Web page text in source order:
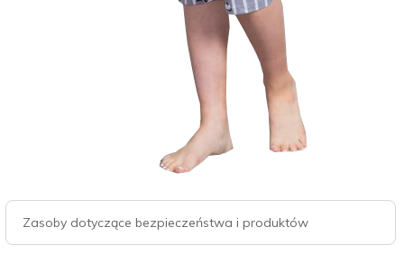
Zasoby dotyczące bezpieczeństwa i produktów